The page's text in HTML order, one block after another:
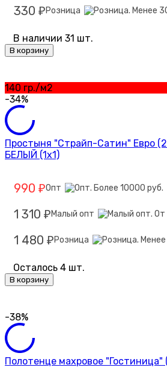
330 ₽ Розница
В наличии 31 шт.
В корзину
140 гр./м2
-34%
Простыня "Страйп-Сатин" Евро
БЕЛЫЙ (1х1)
990 ₽Опт
1 310 ₽ Малый опт
1 480 ₽ Розница
Осталось 4 шт.
В корзину
-38%
Полотенце махровое "Гостиница"